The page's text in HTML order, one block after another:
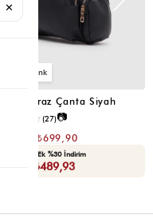
Çapraz Çanta Siyah
(27)📷
₺699,90
Ürünlerde Ek %30 İndirim
: ₺489,93
✕